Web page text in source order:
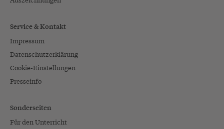
Service & Kontakt
Impressum
Datenschutzerklärung
Cookie-Einstellungen
Presseinfo
Sonderseiten
Für den Unterricht